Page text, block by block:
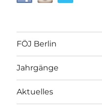
FÖJ Berlin
Jahrgänge
Aktuelles